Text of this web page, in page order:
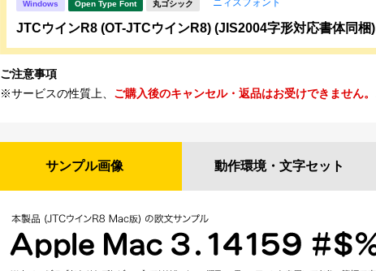
Windows Open Type Font 丸ゴシック
JTCウインR8 (OT-JTCウインR8) (JIS2004字形対応書体同梱)
ご注意事項
※サービスの性質上、 ご購入後のキャンセル・返品はお受けできません。
サンプル画像 動作環境・ 文字セット